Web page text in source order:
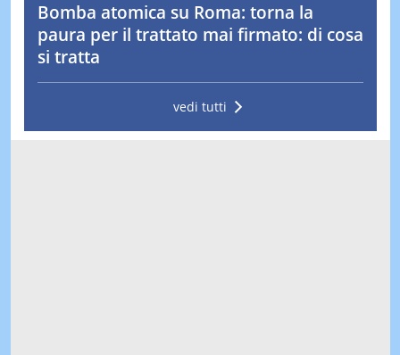
Bomba atomica su Roma: torna la
paura per il trattato mai firmato: di cosa
si tratta
vedi tutti